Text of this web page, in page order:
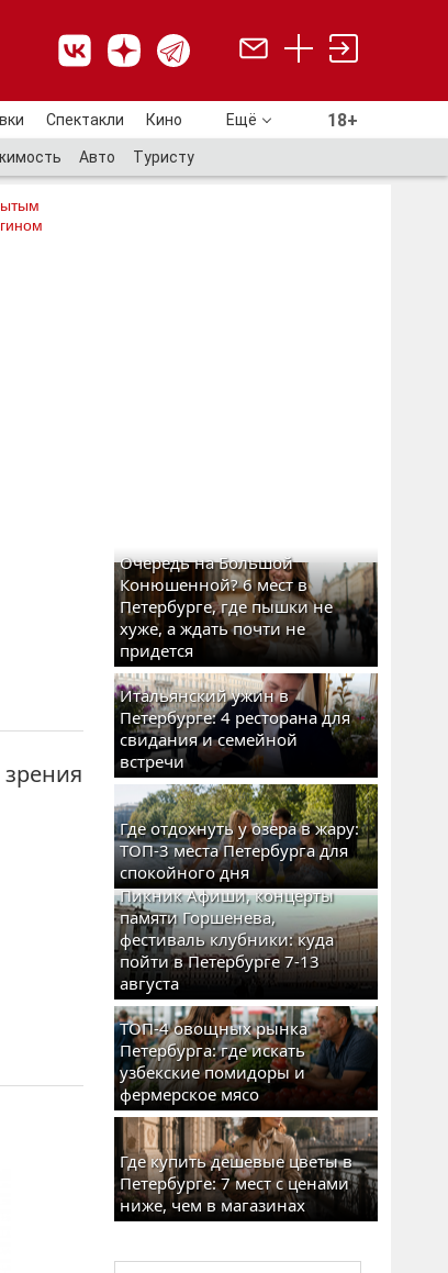
Спектакли Кино Ещё 18+
Авто Туристу
Очередь на Большой
Конюшенной? 6 мест в
Петербурге, где пышки не
хуже, а ждать почти не
придется
Итальянский ужин в
Петербурге: 4 ресторана для
свидания и семейной
встречи
Где отдохнуть у озера в жару:
ТОП-3 места Петербурга для
спокойного дня
Пикник Афиши, концерты
памяти Горшенева,
фестиваль клубники: куда
пойти в Петербурге 7-13
августа
ТОП-4 овощных рынка
Петербурга: где искать
узбекские помидоры и
фермерское мясо
Где купить дешевые цветы в
Петербурге: 7 мест с ценами
ниже, чем в магазинах